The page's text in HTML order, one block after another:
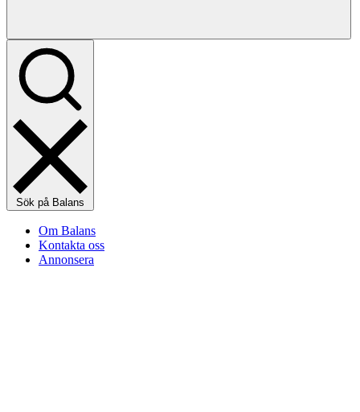
Sök på Balans
Om Balans
Kontakta oss
Annonsera